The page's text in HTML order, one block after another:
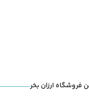
فروشگاه ارزان بخر